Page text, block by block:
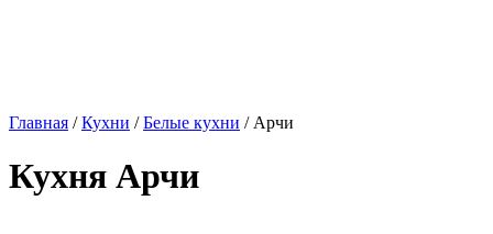
Главная /Кухни /Белые кухни / Арчи
Кухня Арчи